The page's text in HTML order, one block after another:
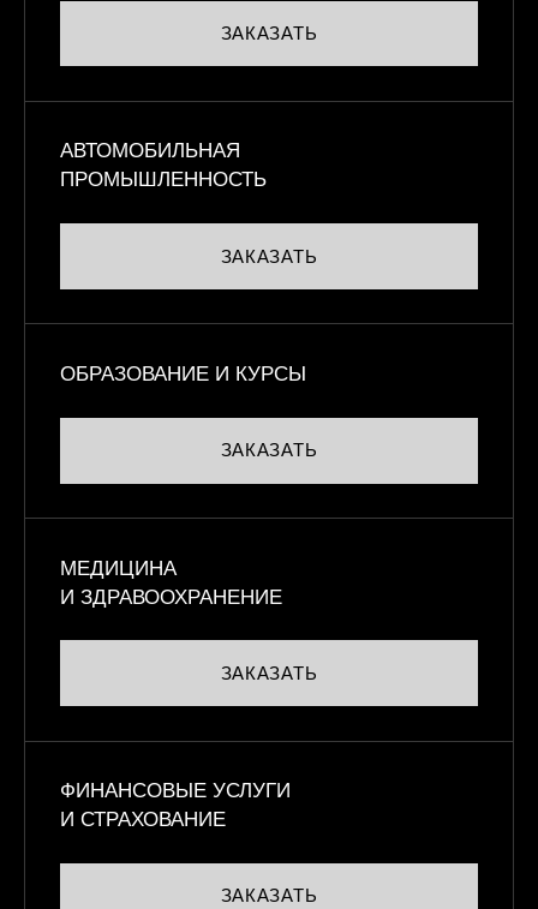
ЗАКАЗАТЬ
АВТОМОБИЛЬНАЯ
ПРОМЫШЛЕННОСТЬ
ЗАКАЗАТЬ
ОБРАЗОВАНИЕ И КУРСЫ
ЗАКАЗАТЬ
МЕДИЦИНА
И ЗДРАВООХРАНЕНИЕ
ЗАКАЗАТЬ
ФИНАНСОВЫЕ УСЛУГИ
И СТРАХОВАНИЕ
ЗАКАЗАТЬ